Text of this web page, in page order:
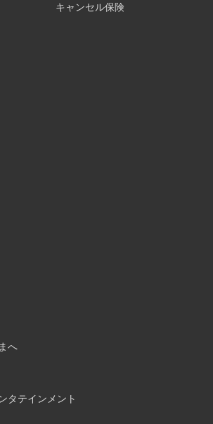
キャンセル保険
へ
タテインメント